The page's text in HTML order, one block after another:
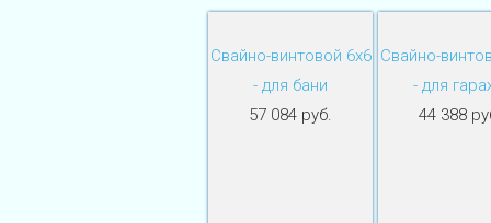
Свайно-винтовой 6х6
- для бани
57 084 руб.
Свайно-
- для
44 388